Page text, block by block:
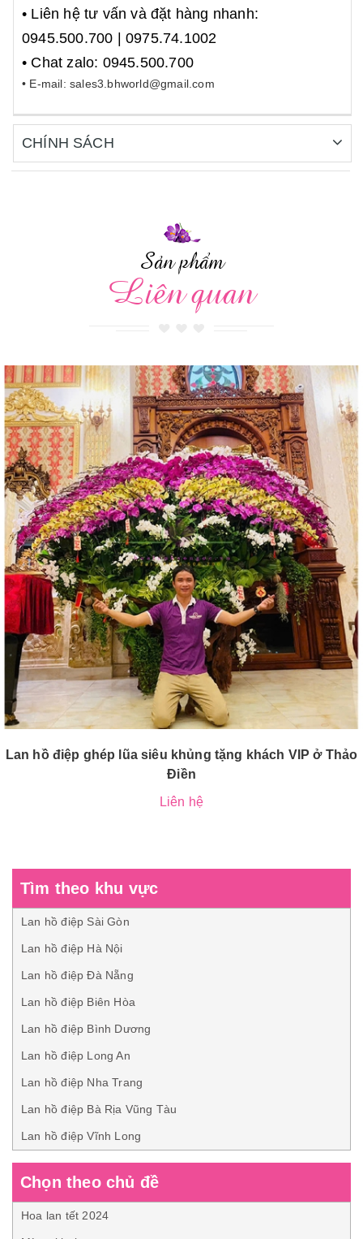
• Liên hệ tư vấn và đặt hàng nhanh:
0945.500.700 | 0975.74.1002
• Chat zalo: 0945.500.700
• E-mail: sales3.bhworld@gmail.com
CHÍNH SÁCH
Sản phẩm
Liên quan
Lan hồ điệp ghép lũa siêu khủng tặng khách VIP ở Thảo
Điền
Liên hệ
Tìm theo khu vực
Lan hồ điệp Sài Gòn
Lan hồ điệp Hà Nội
Lan hồ điệp Đà Nẵng
Lan hồ điệp Biên Hòa
Lan hồ điệp Bình Dương
Lan hồ điệp Long An
Lan hồ điệp Nha Trang
Lan hồ điệp Bà Rịa Vũng Tàu
Lan hồ điệp Vĩnh Long
Chọn theo chủ đề
Hoa lan tết 2024